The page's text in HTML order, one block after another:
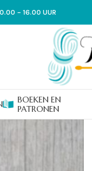
– 16.00 UUR
BOEKEN EN
PATRONEN